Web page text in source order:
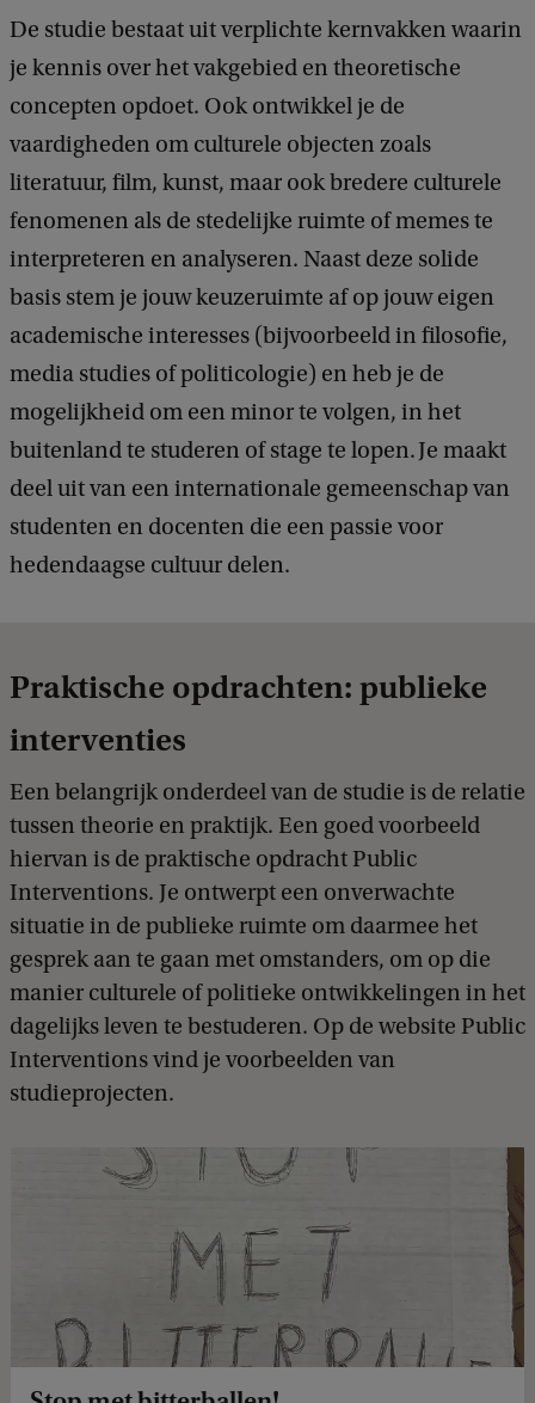
De studie bestaat uit verplichte kernvakken waarin
je kennis over het vakgebied en theoretische
concepten opdoet. Ook ontwikkel je de
vaardigheden om culturele objecten zoals
literatuur, film, kunst, maar ook bredere culturele
fenomenen als de stedelijke ruimte of memes te
interpreteren en analyseren. Naast deze solide
basis stem je jouw keuzeruimte af op jouw eigen
academische interesses (bijvoorbeeld in filosofie,
media studies of politicologie) en heb je de
mogelijkheid om een minor te volgen, in het
buitenland te studeren of stage te lopen. Je maakt
deel uit van een internationale gemeenschap van
studenten en docenten die een passie voor
hedendaagse cultuur delen.
Praktische opdrachten: publieke
interventies
Een belangrijk onderdeel van de studie is de relatie
tussen theorie en praktijk. Een goed voorbeeld
hiervan is de praktische opdracht Public
Interventions. Je ontwerpt een onverwachte
situatie in de publieke ruimte om daarmee het
gesprek aan te gaan met omstanders, om op die
manier culturele of politieke ontwikkelingen in het
dagelijks leven te bestuderen. Op de website Public
Interventions vind je voorbeelden van
studieprojecten.
d
b